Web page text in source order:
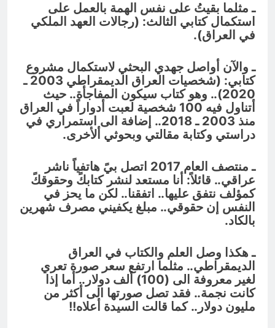
ـ مثلما بقيتُ على نفس الهمة بالعمل على
استكمال كتابي الثالث: (رجالات العهد الملكي
في العراق).
ـ والآن أواصل جهدي البحثي لاستكمال مشروع
كتابي: (شخصيات العراق الديمقراطي 2003 ـ
2020).. وهو كتاب سيكون المفاجأة.. حيث
أتناول فيه 100 شخصية لعبت أدواراً في العراق
منذ 2003 ـ 2018.. إضافة الى استمراري في
دراستي وكتابة مقالتي وبحوثي ألأخرى.
ـ منتصف العام 2017 اتصل بيً هاتفياً ناشر
عراقي.. قائلاً: أنا مستعد لنشر كتابكً وحقوقكً
كمؤلف نتفق عليها.. اتفقنا.. لكن ما يحز في
النفس إن حقوقي.. مبلغ يكفيني مصرف شهرين
بالكاد.
ـ هكذا وصل العلم والكتاب في العراق
الديمقراطي.. مثلما ارتفع سعر صورة تعري
لغير معروفة الى (100) ألف دولار.. أما إذا
كانت نجمة.. فقد تصل صورتها الى أكثر من
مليون دولار.. كما قالت السيدة أعلاه!!